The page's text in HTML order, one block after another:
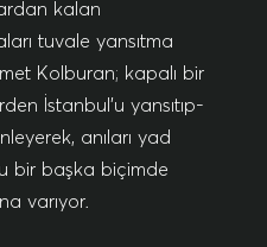
kalan
tuvale yansıtma
Kolburan; kapalı bir
İstanbul’u yansıtıp-
anıları yad
bir başka biçimde
varıyor.